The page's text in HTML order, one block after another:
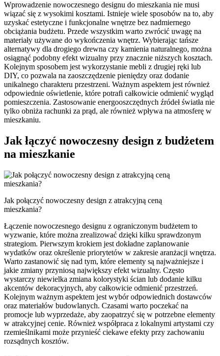
Wprowadzenie nowoczesnego designu do mieszkania nie musi
wiązać się z wysokimi kosztami. Istnieje wiele sposobów na to, aby
uzyskać estetyczne i funkcjonalne wnętrze bez nadmiernego
obciążania budżetu. Przede wszystkim warto zwrócić uwagę na
materiały używane do wykończenia wnętrz. Wybierając tańsze
alternatywy dla drogiego drewna czy kamienia naturalnego, można
osiągnąć podobny efekt wizualny przy znacznie niższych kosztach.
Kolejnym sposobem jest wykorzystanie mebli z drugiej ręki lub
DIY, co pozwala na zaoszczędzenie pieniędzy oraz dodanie
unikalnego charakteru przestrzeni. Ważnym aspektem jest również
odpowiednie oświetlenie, które potrafi całkowicie odmienić wygląd
pomieszczenia. Zastosowanie energooszczędnych źródeł światła nie
tylko obniża rachunki za prąd, ale również wpływa na atmosferę w
mieszkaniu.
Jak łączyć nowoczesny design z budżetem
na mieszkanie
Jak połączyć nowoczesny design z atrakcyjną ceną
mieszkania?
Łączenie nowoczesnego designu z ograniczonym budżetem to
wyzwanie, które można zrealizować dzięki kilku sprawdzonym
strategiom. Pierwszym krokiem jest dokładne zaplanowanie
wydatków oraz określenie priorytetów w zakresie aranżacji wnętrza.
Warto zastanowić się nad tym, które elementy są najważniejsze i
jakie zmiany przyniosą największy efekt wizualny. Często
wystarczy niewielka zmiana kolorystyki ścian lub dodanie kilku
akcentów dekoracyjnych, aby całkowicie odmienić przestrzeń.
Kolejnym ważnym aspektem jest wybór odpowiednich dostawców
oraz materiałów budowlanych. Czasami warto poczekać na
promocje lub wyprzedaże, aby zaopatrzyć się w potrzebne elementy
w atrakcyjnej cenie. Również współpraca z lokalnymi artystami czy
rzemieślnikami może przynieść ciekawe efekty przy zachowaniu
rozsądnych kosztów.